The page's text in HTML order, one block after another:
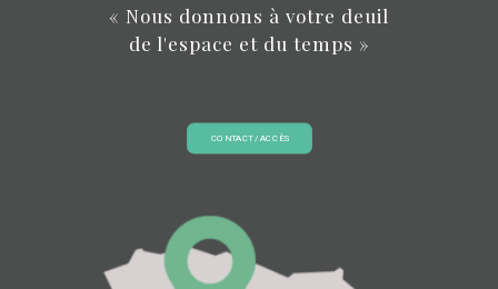
« Nous donnons à votre deuil
de l'espace et du temps »
CONTACT / ACCÈS